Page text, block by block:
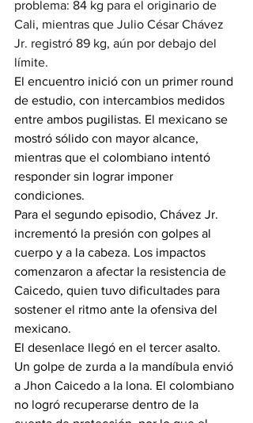
problema: 84 kg para el originario de
Cali, mientras que Julio César Chávez
Jr. registró 89 kg, aún por debajo del
límite.
El encuentro inició con un primer round
de estudio, con intercambios medidos
entre ambos pugilistas. El mexicano se
mostró sólido con mayor alcance,
mientras que el colombiano intentó
responder sin lograr imponer
condiciones.
Para el segundo episodio, Chávez Jr.
incrementó la presión con golpes al
cuerpo y a la cabeza. Los impactos
comenzaron a afectar la resistencia de
Caicedo, quien tuvo dificultades para
sostener el ritmo ante la ofensiva del
mexicano.
El desenlace llegó en el tercer asalto.
Un golpe de zurda a la mandíbula envió
a Jhon Caicedo a la lona. El colombiano
no logró recuperarse dentro de la